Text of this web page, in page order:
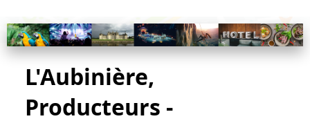
L'Aubinière,
Producteurs -